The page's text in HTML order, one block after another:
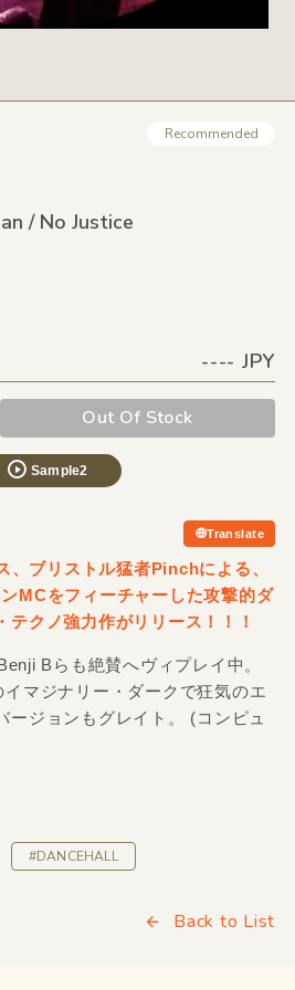
Recommended
/No Justice
---- JPY
Out Of Stock
Sample2
Translate
ブリストル猛者Pinchによる、
MCをフィーチャーした攻撃的ダ
テクノ強力作がリリース！！！
Bらも絶賛へヴィプレイ中。
マジナリー・ダークで狂気のエ
ージョンもグレイト。 (コンピュ
#DANCEHALL
Back to List